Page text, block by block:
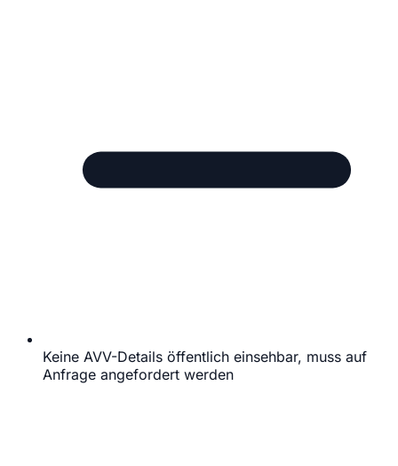
Keine AVV-Details öffentlich einsehbar, muss auf
Anfrage angefordert werden